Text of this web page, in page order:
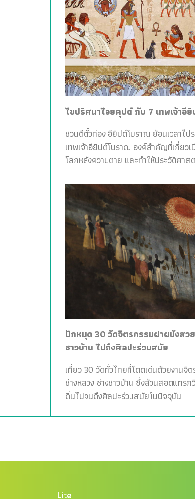
ไขปริศนาไอยคุปต์ กับ 7 เทพเจ้าอี
ชวนตีตั๋วท่อง อียิปต์โบราณ ย้อนเวลาไป
เทพเจ้าอียิปต์โบราณ องค์สำคัญที่เกี่ยว
โลกหลังความตาย และทำให้ประวัติศา
ปักหมุด 30 วัดจิตรกรรมฝาผนังสว
ชาวบ้าน ไปถึงศิลปะร่วมสมัย
เที่ยว 30 วัดทั่วไทยที่โดดเด่นด้วยงานจิ
ช่างหลวง ช่างชาวบ้าน ซึ่งล้วนสอดแทร
ถิ่นไปจนถึงศิลปะร่วมสมัยในปัจจุบัน
Lite